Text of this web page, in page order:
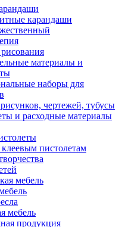
карандаши
материалы и
наборы для
чертежей, тубусы
и расходные материалы
пистолетам
мебель
мебель
продукция